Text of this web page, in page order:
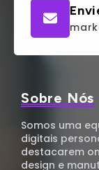
Sobre Nós
Somos uma
digitais
destacarem
design e